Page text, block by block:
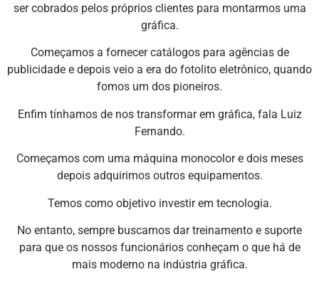
ser cobrados pelos próprios clientes para montarmos uma
gráfica.
Começamos a fornecer catálogos para agências de
publicidade e depois veio a era do fotolito eletrônico, quando
fomos um dos pioneiros.
Enfim tínhamos de nos transformar em gráfica, fala Luiz
Fernando.
Começamos com uma máquina monocolor e dois meses
depois adquirimos outros equipamentos.
Temos como objetivo investir em tecnologia.
No entanto, sempre buscamos dar treinamento e suporte
para que os nossos funcionários conheçam o que há de
mais moderno na indústria gráfica.